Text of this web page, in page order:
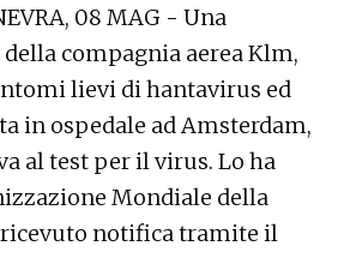
08 MAG - Una
compagnia aerea Klm,
lievi di hantavirus ed
in ospedale ad Amsterdam,
al test per il virus. Lo ha
Mondiale della
ricevuto notifica tramite il